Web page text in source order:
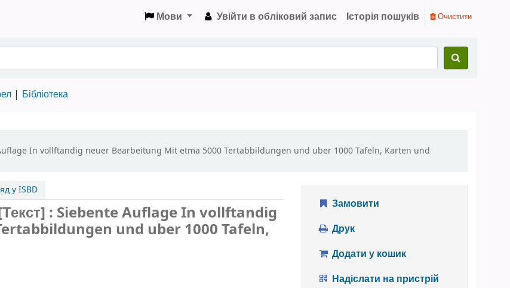
Мови Увійти в обліковий запис Історія пошуків Очистити
Бібліотека
In vollftandig neuer Bearbeitung Mit etma 5000 Tertabbildungen und uber 1000 Tafeln, Karten und
у ISBD
: Siebente Auflage In vollftandig
und uber 1000 Tafeln,
Замовити
Друк
Додати у кошик
Надіслати на пристрій